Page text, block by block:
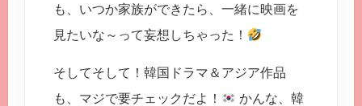
も、いつか家族ができたら、一緒に映画を
見たいな～って妄想しちゃった！
そしてそして！韓国ドラマ＆アジア作品
も、マジで要チェックだよ！
かんな、韓